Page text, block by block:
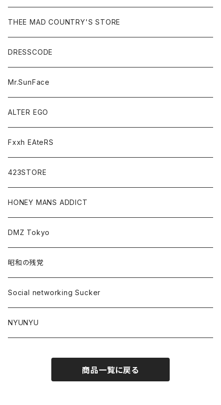
THEE MAD COUNTRY'S STORE
DRESSCODE
Mr.SunFace
ALTER EGO
Fxxh EAteRS
423STORE
HONEY MANS ADDICT
DMZ Tokyo
昭和の残党
Social networking Sucker
NYUNYU
商品一覧に戻る